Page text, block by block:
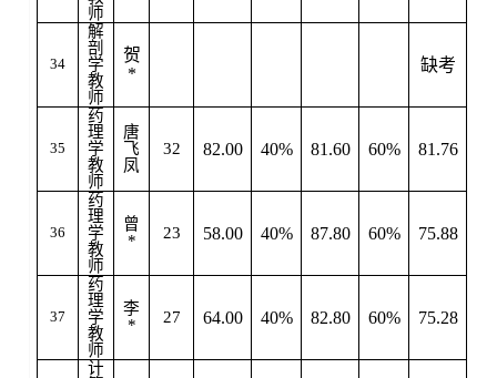
师
34
解
剖
学
教
师
贺
*
缺考
35
药
理
学
教
师
唐
飞
凤
32 82.00 40% 81.60 60% 81.76
36
药
理
学
教
师
曾
*
23 58.00 40% 87.80 60% 75.88
37
药
理
学
教
师
李
*
27 64.00 40% 82.80 60% 75.28
计